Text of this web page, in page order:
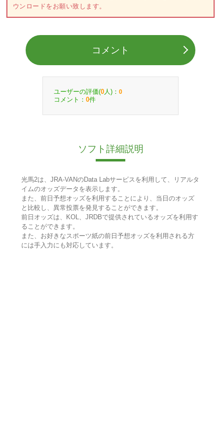
ウンロードをお願い致します。
コメント
ユーザーの評価(0 人)： 0
コメント： 0件
ソフト詳細説明
光馬2は、JRA-VANのData Labサービスを利用して、リアルタ
イムのオッズデータを表示します。
また、前日予想オッズを利用することにより、当日のオッズ
と比較し、異常投票を発見することができます。
前日オッズは、KOL、JRDBで提供されているオッズを利用す
ることができます。
また、お好きなスポーツ紙の前日予想オッズを利用される方
には手入力にも対応しています。